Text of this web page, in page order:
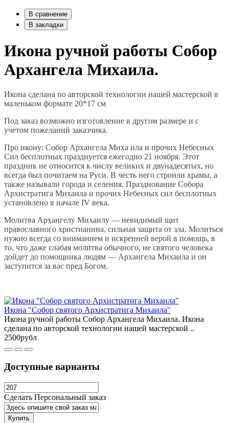
В сравнение
В закладки
Икона ручной работы Собор
Архангела Михаила.
Икона сделана по авторской технологии нашей мастерской в
маленьком формате 20*17 см
Под заказ возможно изготовление в другом размере и с
учетом пожеланий заказчика.
Про икону: Собор Архангела Миха ила и прочих Небесных
Сил бесплотных празднуется ежегодно 21 ноября. Этот
праздник не относится к числу великих и двунадесятых, но
всегда был почитаем на Руси. В честь него строили храмы, а
также называли города и селения. Празднование Собора
Архистратига Михаила и прочих Небесных сил бесплотных
установлено в начале IV века.
Молитва Архангелу Михаилу — невидимый щит
православного христианина, сильная защита от зла. Молиться
нужно всегда со вниманием и искренней верой в помощь, в
то, что даже слабая молитва обычного, не святого человека
дойдет до помощника людям — Архангела Михаила и он
заступится за вас пред Богом.
Икона "Собор святого Архистратига Михаила"
Икона ручной работы Собор Архангела Михаила. Икона
сделана по авторской технологии нашей мастерской ..
2500рубл
Доступные варианты
Сделать Персональный заказ
Купить